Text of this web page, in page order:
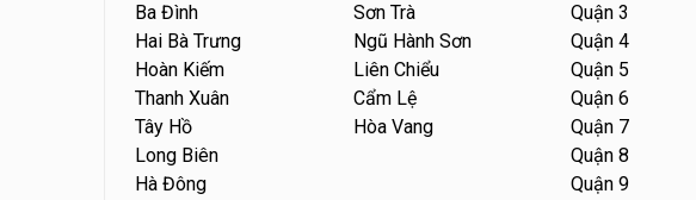
Ba Đình
Hai Bà Trưng
Hoàn Kiếm
Thanh Xuân
Tây Hồ
Long Biên
Hà Đông
Sơn Trà
Ngũ Hành Sơn
Liên Chiểu
Cẩm Lệ
Hòa Vang
Quận 3
Quận 4
Quận 5
Quận 6
Quận 7
Quận 8
Quận 9